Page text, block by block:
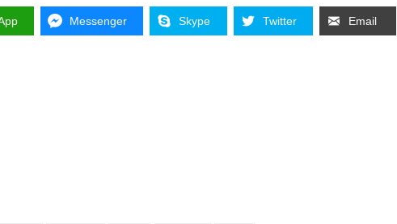
Messenger Skype Twitter Email